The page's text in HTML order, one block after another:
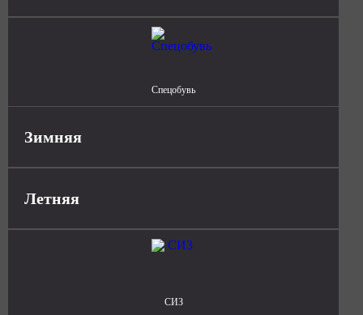
Спецобувь
Зимняя
Летняя
СИЗ